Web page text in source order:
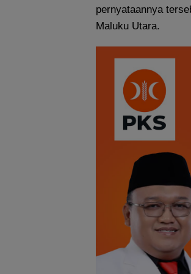
pernyataannya
Maluku Utara.